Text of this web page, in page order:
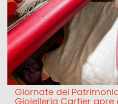
Giornate del
Gioielleria Cartier